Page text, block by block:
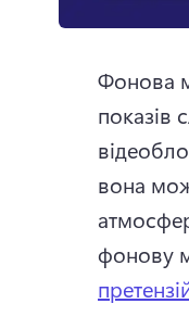
Фонова
показів
вона
фонову